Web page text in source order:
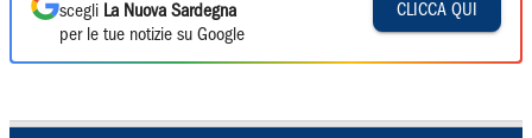
scegli La Nuova Sardegna
per le tue notizie su Google
CLICCA QUI